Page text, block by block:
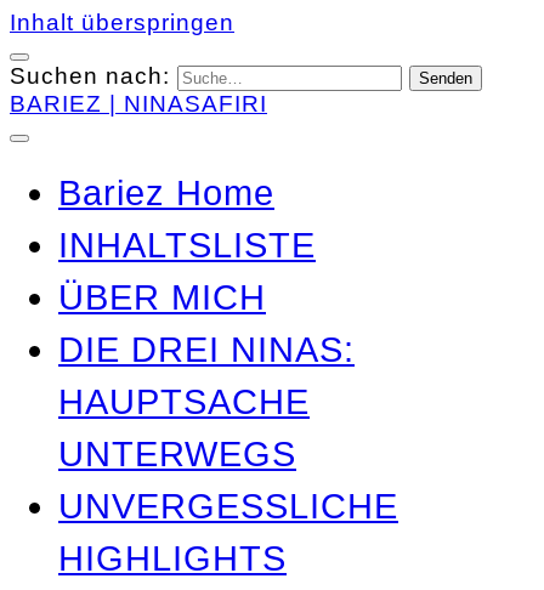
Inhalt überspringen
Suchen nach:
BARIEZ | NINASAFIRI
Bariez Home
INHALTSLISTE
ÜBER MICH
DIE DREI NINAS:
HAUPTSACHE
UNTERWEGS
UNVERGESSLICHE
HIGHLIGHTS